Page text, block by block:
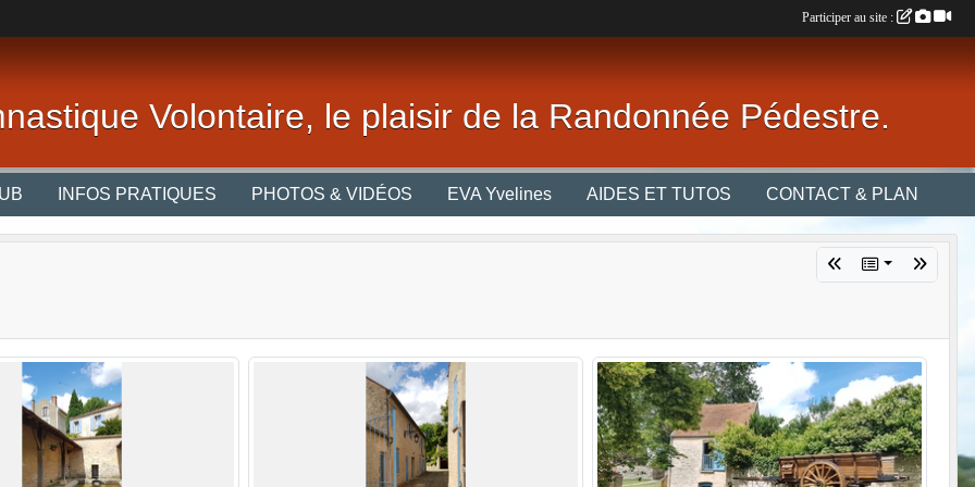
Volontaire, le plaisir de la Randonnée Pédestre.
INFOS PRATIQUES PHOTOS & VIDÉOS EVA Yvelines AIDES ET TUTOS CONTACT & PLAN
Participer au site :